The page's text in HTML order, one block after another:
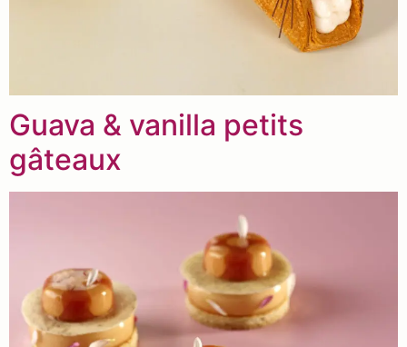
Guava & vanilla petits
gâteaux